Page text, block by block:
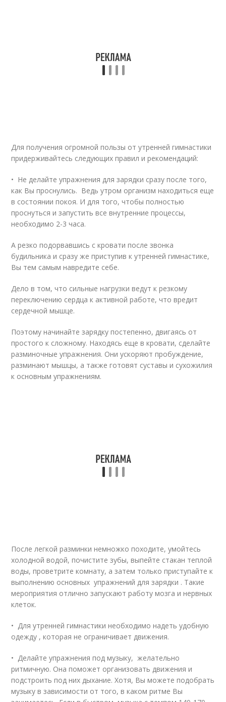
Для получения огромной пользы от утренней гимнастики
придерживайтесь следующих правил и рекомендаций:
• Не делайте упражнения для зарядки сразу после того,
как Вы проснулись. Ведь утром организм находиться еще
в состоянии покоя. И для того, чтобы полностью
проснуться и запустить все внутренние процессы,
необходимо 2-3 часа.
А резко подорвавшись с кровати после звонка
будильника и сразу же приступив к утренней гимнастике,
Вы тем самым навредите себе.
Дело в том, что сильные нагрузки ведут к резкому
переключению сердца к активной работе, что вредит
сердечной мышце.
Поэтому начинайте зарядку постепенно, двигаясь от
простого к сложному. Находясь еще в кровати, сделайте
разминочные упражнения. Они ускоряют пробуждение,
разминают мышцы, а также готовят суставы и сухожилия
к основным упражнениям.
После легкой разминки немножко походите, умойтесь
холодной водой, почистите зубы, выпейте стакан теплой
воды, проветрите комнату, а затем только приступайте к
выполнению основных упражнений для зарядки . Такие
мероприятия отлично запускают работу мозга и нервных
клеток.
• Для утренней гимнастики необходимо надеть удобную
одежду , которая не ограничивает движения.
• Делайте упражнения под музыку, желательно
ритмичную. Она поможет организовать движения и
подстроить под них дыхание. Хотя, Вы можете подобрать
музыку в зависимости от того, в каком ритме Вы